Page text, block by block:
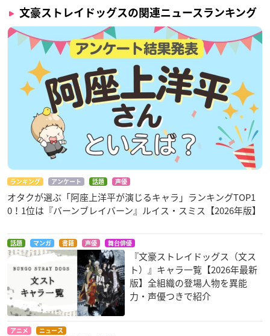
文豪ストレイドッグスの関連ニュースランキング
ランキング アンケート 話題 声優
オタクが選ぶ「阿座上洋平が演じるキャラ」ランキングTOP1
0！1位は『バーンブレイバーン』ルイス・スミス【2026年版】
話題 マンガ 書籍 声優 舞台俳優
『文豪ストレイドッグス（文ス
ト）』キャラ一覧【2026年最新
版】全組織の登場人物を異能
力・声優つきで紹介
アニメ ニュース